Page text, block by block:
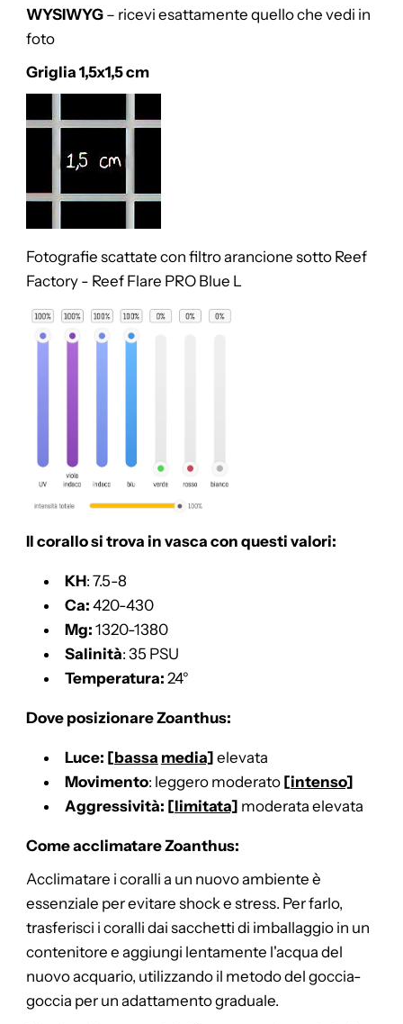
WYSIWYG– ricevi esattamente quello che vedi in
foto
Griglia 1,5x1,5 cm
Fotografie scattate con filtro arancione sotto Reef
Factory - Reef Flare PRO Blue L
Il corallo si trova in vasca con questi valori:
KH: 7.5-8
Ca: 420-430
Mg: 1320-1380
Salinità: 35 PSU
Temperatura: 24°
Dove posizionare Zoanthus:
Luce: [bassa media] elevata
Movimento: leggero moderato [intenso]
Aggressività: [limitata] moderata elevata
Come acclimatare Zoanthus:
Acclimatare i coralli a un nuovo ambiente è
essenziale per evitare shock e stress. Per farlo,
trasferisci i coralli dai sacchetti di imballaggio in un
contenitore e aggiungi lentamente l'acqua del
nuovo acquario, utilizzando il metodo del goccia-
goccia per un adattamento graduale.